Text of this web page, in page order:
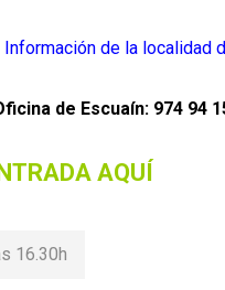
de la localidad
de Escuaín: 974 94
AQUÍ
16.30h